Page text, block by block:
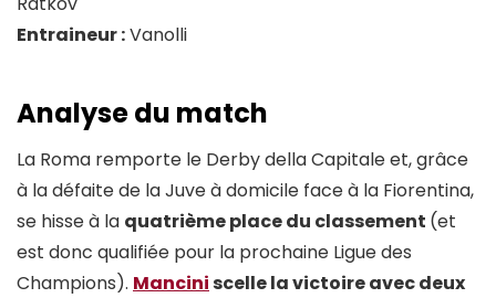
Entraineur :Vanolli
Analyse du match
La Roma remporte le Derby della Capitale et, grâce
à la défaite de la Juve à domicile face à la Fiorentina,
se hisse à la quatrième place du classement (et
est donc qualifiée pour la prochaine Ligue des
Champions). Manciniscelle la victoire avec deux